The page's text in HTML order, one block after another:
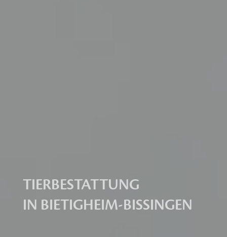
TIERBESTATTUNG
IN BIETIGHEIM-BISSINGEN